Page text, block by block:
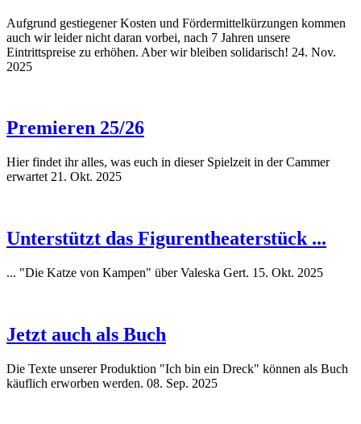
Aufgrund gestiegener Kosten und Fördermittelkürzungen kommen
auch wir leider nicht daran vorbei, nach 7 Jahren unsere
Eintrittspreise zu erhöhen. Aber wir bleiben solidarisch! 24. Nov.
2025
Premieren 25/26
Hier findet ihr alles, was euch in dieser Spielzeit in der Cammer
erwartet 21. Okt. 2025
Unterstützt das Figurentheaterstück ...
... "Die Katze von Kampen" über Valeska Gert. 15. Okt. 2025
Jetzt auch als Buch
Die Texte unserer Produktion "Ich bin ein Dreck" können als Buch
käuflich erworben werden. 08. Sep. 2025